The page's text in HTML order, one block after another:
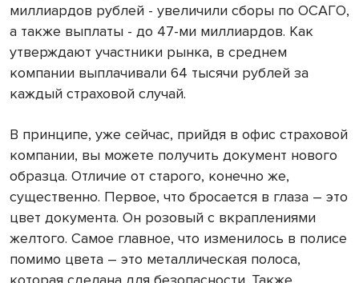
миллиардов рублей - увеличили сборы по ОСАГО,
а также выплаты - до 47-ми миллиардов. Как
утверждают участники рынка, в среднем
компании выплачивали 64 тысячи рублей за
каждый страховой случай.
В принципе, уже сейчас, прийдя в офис страховой
компании, вы можете получить документ нового
образца. Отличие от старого, конечно же,
существенно. Первое, что бросается в глаза – это
цвет документа. Он розовый с вкраплениями
желтого. Самое главное, что изменилось в полисе
помимо цвета – это металлическая полоса,